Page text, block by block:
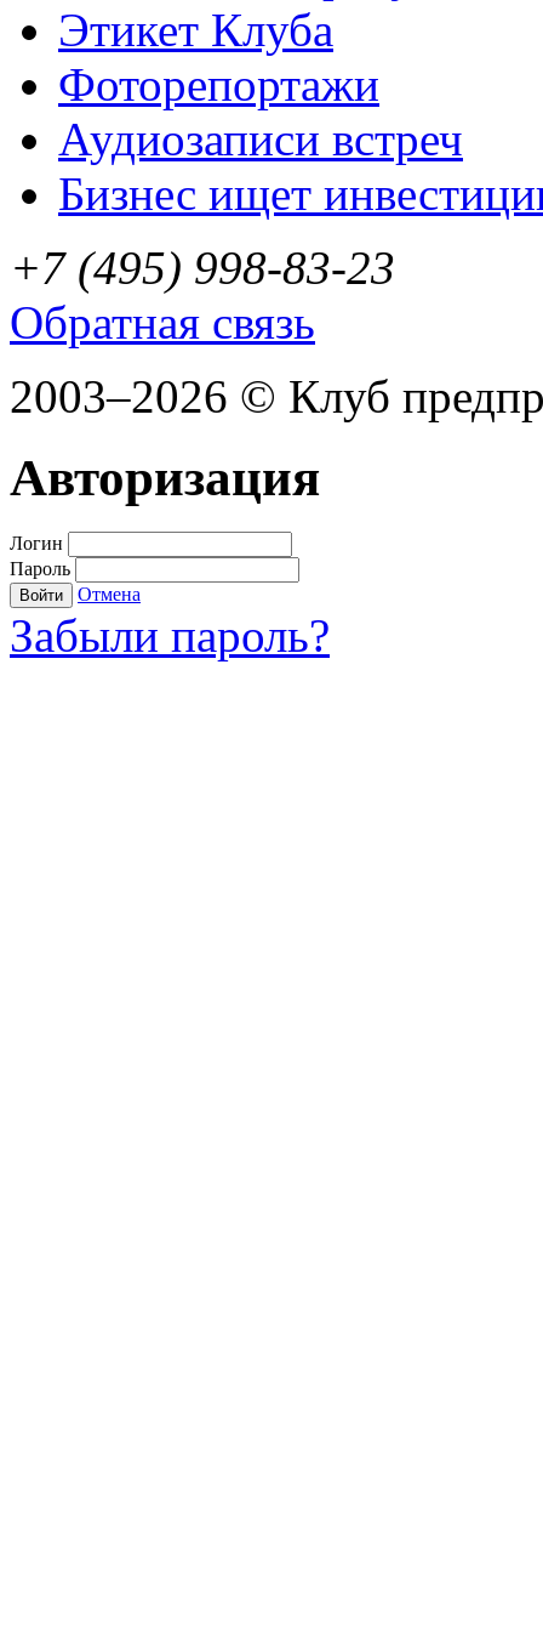
Этикет Клуба
Фоторепортажи
Аудиозаписи встреч
Бизнес ищет
+7 (495) 998-83-23
Обратная связь
2003–2026 © Клуб
Авторизация
Логин
Пароль
Войти Отмена
Забыли пароль?